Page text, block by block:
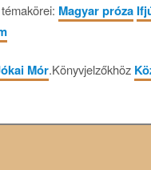
Magyar próza
Mór.Könyvjelzőkhöz